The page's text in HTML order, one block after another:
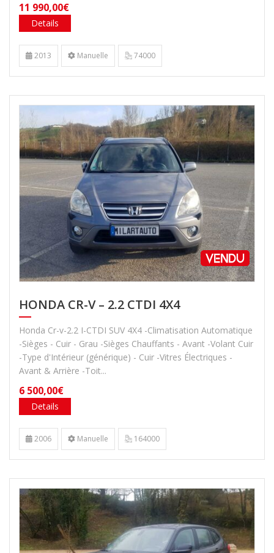
11 990,00€
Details
2013 Manuelle 74000
HONDA CR-V – 2.2 CTDI 4X4
Honda Cr-v-2.2 I-CTDI SUV 4X4 -Climatisation Automatique
-Sièges - Cuir - Grau -Sièges Chauffants - Avant -Volant Cuir
-Type d'Intérieur (générique) - Cuir -Vitres Électriques -
Avant & Arrière -Toit...
6 500,00€
Details
2006 Manuelle 164000